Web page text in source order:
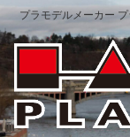
プラモデルメーカー